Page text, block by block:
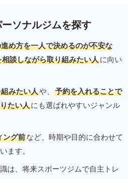
ソナルジムを探す
め方を一人で決めるのが不安な
談しながら取り組みたい人に向い
みたい人や、
予約を入れることで
たい人にも選ばれやすいジャンル
ング前など、時期や目的に合わせて
ます。
は、将来スポーツジムで自主トレ